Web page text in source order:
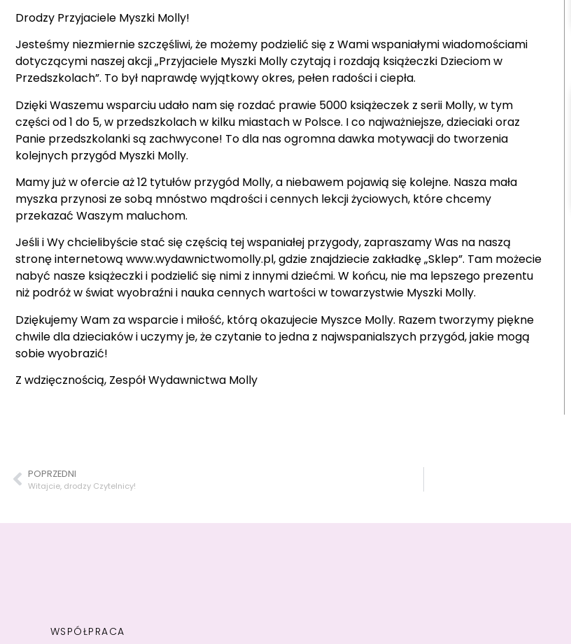
Drodzy Przyjaciele Myszki Molly!
Jesteśmy niezmiernie szczęśliwi, że możemy podzielić się z Wami wspaniałymi wiadomościami
dotyczącymi naszej akcji „Przyjaciele Myszki Molly czytają i rozdają książeczki Dzieciom w
Przedszkolach”. To był naprawdę wyjątkowy okres, pełen radości i ciepła.
Dzięki Waszemu wsparciu udało nam się rozdać prawie 5000 książeczek z serii Molly, w tym
części od 1 do 5, w przedszkolach w kilku miastach w Polsce. I co najważniejsze, dzieciaki oraz
Panie przedszkolanki są zachwycone! To dla nas ogromna dawka motywacji do tworzenia
kolejnych przygód Myszki Molly.
Mamy już w ofercie aż 12 tytułów przygód Molly, a niebawem pojawią się kolejne. Nasza mała
myszka przynosi ze sobą mnóstwo mądrości i cennych lekcji życiowych, które chcemy
przekazać Waszym maluchom.
Jeśli i Wy chcielibyście stać się częścią tej wspaniałej przygody, zapraszamy Was na naszą
stronę internetową www.wydawnictwomolly.pl, gdzie znajdziecie zakładkę „Sklep”. Tam możecie
nabyć nasze książeczki i podzielić się nimi z innymi dziećmi. W końcu, nie ma lepszego prezentu
niż podróż w świat wyobraźni i nauka cennych wartości w towarzystwie Myszki Molly.
Dziękujemy Wam za wsparcie i miłość, którą okazujecie Myszce Molly. Razem tworzymy piękne
chwile dla dzieciaków i uczymy je, że czytanie to jedna z najwspanialszych przygód, jakie mogą
sobie wyobrazić!
Z wdzięcznością, Zespół Wydawnictwa Molly
POPRZEDNI
Witajcie, drodzy Czytelnicy!
WSPÓŁPRACA